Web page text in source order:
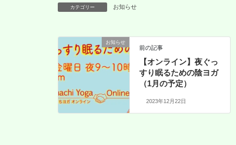
カテゴリー お知らせ
お知らせ
前の記事
【オンライン】夜ぐっ
すり眠るための陰ヨガ
（1月の予定）
2023年12月22日